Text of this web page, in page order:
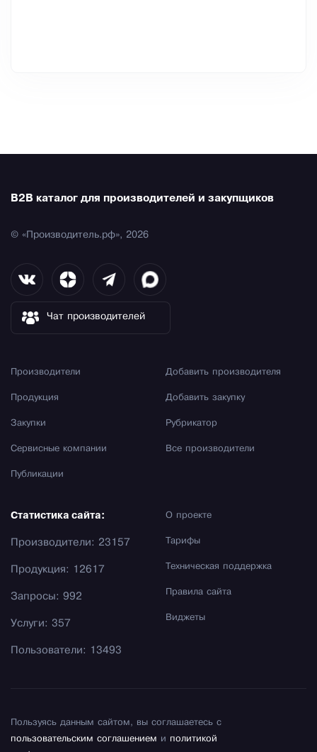
B2B каталог для производителей и закупщиков
© «Производитель.рф», 2026
Чат производителей
Производители
Продукция
Закупки
Сервисные компании
Публикации
Добавить производителя
Добавить закупку
Рубрикатор
Все производители
О проекте
Тарифы
Техническая поддержка
Правила сайта
Виджеты
Статистика сайта:
Производители: 23157
Продукция: 12617
Запросы: 992
Услуги: 357
Пользователи: 13493
Пользуясь данным сайтом, вы соглашаетесь с
пользовательским соглашением и политикой